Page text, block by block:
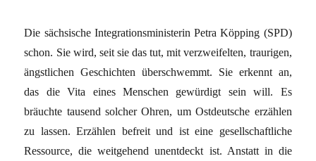
Die sächsische Integrationsministerin Petra Köpping (SPD)
schon. Sie wird, seit sie das tut, mit verzweifelten, traurigen,
ängstlichen Geschichten überschwemmt. Sie erkennt an,
das die Vita eines Menschen gewürdigt sein will. Es
bräuchte tausend solcher Ohren, um Ostdeutsche erzählen
zu lassen. Erzählen befreit und ist eine gesellschaftliche
Ressource, die weitgehend unentdeckt ist. Anstatt in die